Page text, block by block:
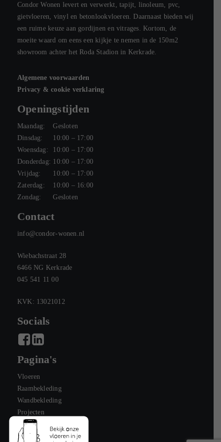
Wij zijn jullie allemaal ontzettend
dankbaar en heel blij met het
eindresultaat!
Joân en Pierre Spronck
Condor Wonen levert en verwerkt, tapijt, linoleum, pvc,
gietvloeren, vinyl en betonlookvloeren. Daarnaast bieden wij
een ruime keuze aan gordijnen en vitrages. Kortom, de
moeite waard om eens een kijkje te nemen in de 150m2
showroom achter het Roda Stadion in Kerkrade.
Algemene voorwaarden
Privacy & cookie verklaring
Openingstijden
Maandag:
Dinsdag:
Woensdag:
Donderdag:
Vrijdag:
Zaterdag:
Zondag:
Gesloten
10:00 – 17:00
10:00 – 17:00
10:00 – 17:00
10:00 – 17:00
10:00 – 16:00
Gesloten
Contact
info@condor-wonen.nl
Wiebachstraat 28
6466 NG Kerkrade
045 541 11 00
KVK: 13021012
Socials
Pagina's
Vloeren
Raambekleding
Wandbekleding
Projecten
Werken bij
Nieuws